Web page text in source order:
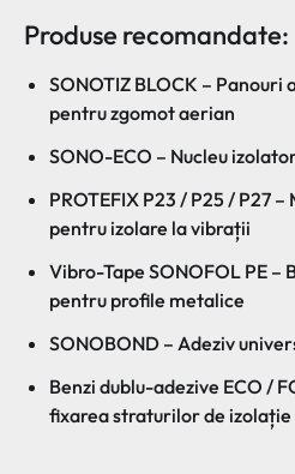
Produse recomandate:
SONOTIZ BLOCK – Panouri
pentru zgomot aerian
SONO-ECO – Nucleu
PROTEFIX P23 / P25 / P27
pentru izolare la vibrații
Vibro-Tape SONOFOL PE –
pentru profile metalice
SONOBOND – Adeziv
Benzi dublu-adezive ECO /
fixarea straturilor de izolație